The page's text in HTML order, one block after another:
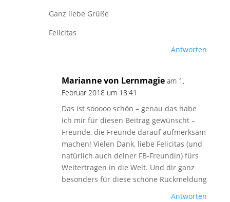
Ganz liebe Grüße
Felicitas
Antworten
Marianne von Lernmagie am 1.
Februar 2018 um 18:41
Das ist sooooo schön – genau das habe
ich mir für diesen Beitrag gewünscht –
Freunde, die Freunde darauf aufmerksam
machen! Vielen Dank, liebe Felicitas (und
natürlich auch deiner FB-Freundin) fürs
Weitertragen in die Welt. Und dir ganz
besonders für diese schöne Rückmeldung
Antworten